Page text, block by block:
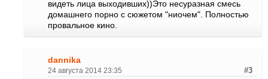
видеть лица выходивших))Это несуразная смесь
домашнего порно с сюжетом "ниочем". Полностью
провальное кино.
dannika
24 августа 2014 23:35 #3